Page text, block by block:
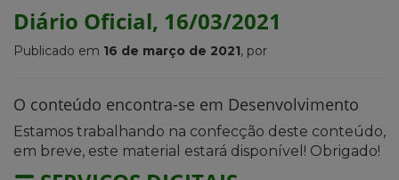
Diário Oficial, 16/03/2021
Publicado em 16 de março de 2021, por
O conteúdo encontra-se em Desenvolvimento
Estamos trabalhando na confecção deste conteúdo,
em breve, este material estará disponível! Obrigado!